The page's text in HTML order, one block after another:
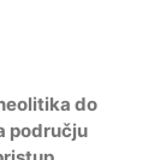
do
području